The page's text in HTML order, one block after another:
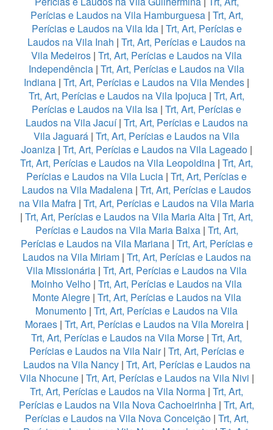
Perícias e Laudos na Vila Hamburguesa| Trt, Art,
Perícias e Laudos na Vila Ida| Trt, Art, Perícias e
Laudos na Vila Inah | Trt, Art, Perícias e Laudos na
Vila Medeiros | Trt, Art, Perícias e Laudos na Vila
Independência | Trt, Art, Perícias e Laudos na Vila
Indiana | Trt, Art, Perícias e Laudos na Vila Mendes |
Trt, Art, Perícias e Laudos na Vila Ipojuca | Trt, Art,
Perícias e Laudos na Vila Isa | Trt, Art, Perícias e
Laudos na Vila Jacuí| Trt, Art, Perícias e Laudos na
Vila Jaguará | Trt, Art, Perícias e Laudos na Vila
Joaniza| Trt, Art, Perícias e Laudos na Vila Lageado|
Trt, Art, Perícias e Laudos na Vila Leopoldina | Trt, Art,
Perícias e Laudos na Vila Lucia | Trt, Art, Perícias e
Laudos na Vila Madalena | Trt, Art, Perícias e Laudos
na Vila Mafra | Trt, Art, Perícias e Laudos na Vila Maria
| Trt, Art, Perícias e Laudos na Vila Maria Alta | Trt, Art,
Perícias e Laudos na Vila Maria Baixa| Trt, Art,
Perícias e Laudos na Vila Mariana| Trt, Art, Perícias e
Laudos na Vila Miriam| Trt, Art, Perícias e Laudos na
Vila Missionária | Trt, Art, Perícias e Laudos na Vila
Moinho Velho | Trt, Art, Perícias e Laudos na Vila
Monte Alegre| Trt, Art, Perícias e Laudos na Vila
Monumento | Trt, Art, Perícias e Laudos na Vila
Moraes| Trt, Art, Perícias e Laudos na Vila Moreira|
Trt, Art, Perícias e Laudos na Vila Morse | Trt, Art,
Perícias e Laudos na Vila Nair| Trt, Art, Perícias e
Laudos na Vila Nancy| Trt, Art, Perícias e Laudos na
Vila Nhocune| Trt, Art, Perícias e Laudos na Vila Nivi |
Trt, Art, Perícias e Laudos na Vila Norma | Trt, Art,
Perícias e Laudos na Vila Nova Cachoeirinha | Trt, Art,
Perícias e Laudos na Vila Nova Conceição| Trt, Art,